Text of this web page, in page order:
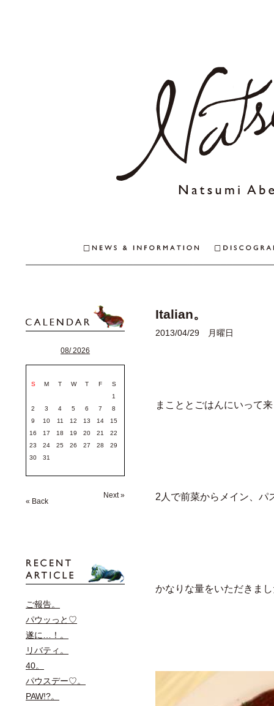
08/ 2026
S M T W T F
S
1
2
3 4 5 6 7
8
9
10 11 12 13 14
15
16
17 18 19 20 21
22
23
24 25 26 27 28
29
30
31
« Back
Next »
ご報告。
パウッっと♡
遂に…！。
リバティ。
40。
パウスデー♡。
PAW!?。
Italian。
2013/04/29 月曜日
まこととごはんにいって
2人で前菜からメイン、
かなりな量をいただきま